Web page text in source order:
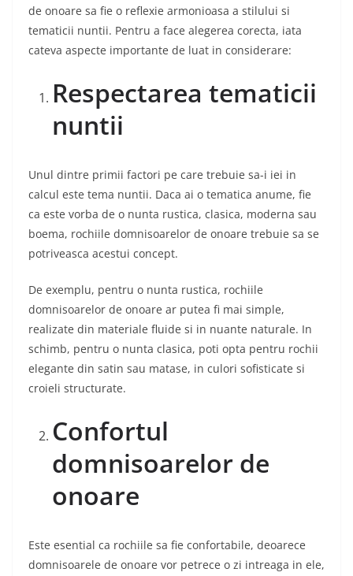
de onoare sa fie o reflexie armonioasa a stilului si
tematicii nuntii. Pentru a face alegerea corecta, iata
cateva aspecte importante de luat in considerare:
Respectarea tematicii
nuntii
Unul dintre primii factori pe care trebuie sa-i iei in
calcul este tema nuntii. Daca ai o tematica anume, fie
ca este vorba de o nunta rustica, clasica, moderna sau
boema, rochiile domnisoarelor de onoare trebuie sa se
potriveasca acestui concept.
De exemplu, pentru o nunta rustica, rochiile
domnisoarelor de onoare ar putea fi mai simple,
realizate din materiale fluide si in nuante naturale. In
schimb, pentru o nunta clasica, poti opta pentru rochii
elegante din satin sau matase, in culori sofisticate si
croieli structurate.
Confortul
domnisoarelor de
onoare
Este esential ca rochiile sa fie confortabile, deoarece
domnisoarele de onoare vor petrece o zi intreaga in ele,